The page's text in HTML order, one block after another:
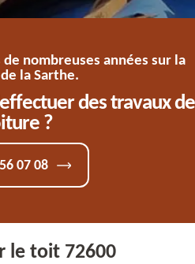
nombreuses années sur la
la Sarthe.
des travaux de
?
07 08
le toit 72600